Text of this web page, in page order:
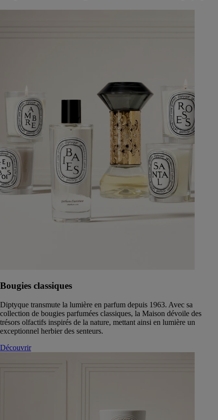
Bougies classiques
Diptyque transmute la lumière en parfum depuis 1963. Avec sa
collection de bougies parfumées classiques, la Maison dévoile des
trésors olfactifs inspirés de la nature, mettant ainsi en lumière un
exceptionnel herbier des senteurs.
Découvrir